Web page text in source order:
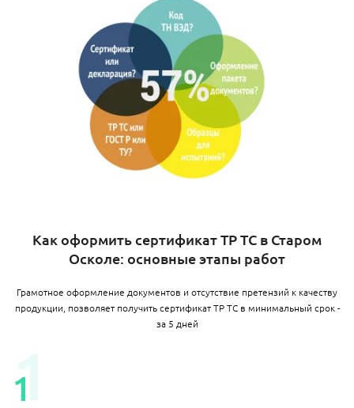
Как оформить сертификат ТР ТС в Старом
Осколе: основные этапы работ
Грамотное оформление документов и отсутствие претензий к качеству
продукции, позволяет получить сертификат ТР ТС в минимальный срок -
за 5 дней